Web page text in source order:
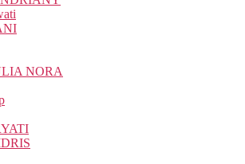
NORA